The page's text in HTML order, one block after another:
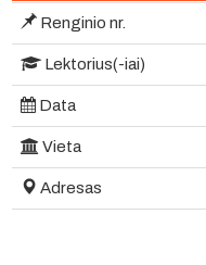
Renginio nr.
Lektorius(-iai)
Data
Vieta
Adresas